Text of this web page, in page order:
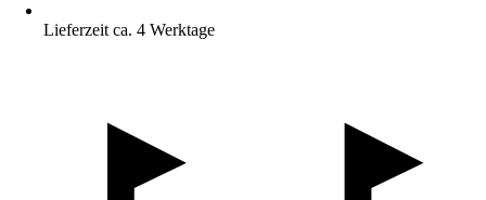
Lieferzeit ca. 4 Werktage